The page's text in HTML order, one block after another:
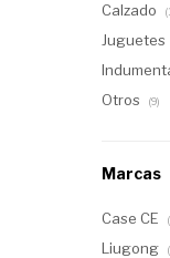
Calzado
Juguetes
Otros (9)
Marcas
Case CE
Liugong